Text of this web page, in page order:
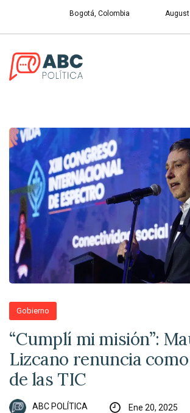
Bogotá, Colombia
Gobierno
“Cumplí mi misión”:
Lizcano renuncia
de las TIC
ABC POLÍTICA Ene 20, 2025